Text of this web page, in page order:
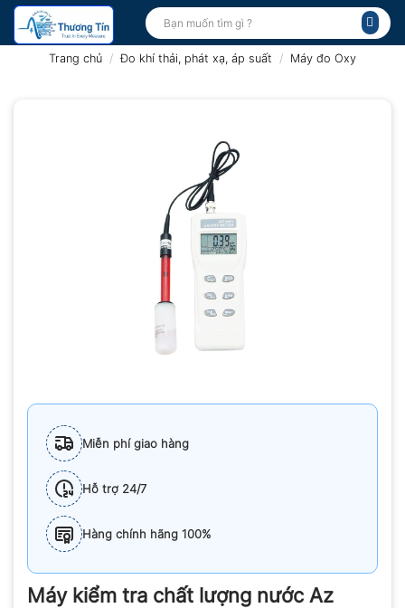
Bỏ
qua
Tìm
kiếm:
Trang chủ / Đo khí thải, phát xạ, áp suất / Máy đo Oxy
Miễn phí giao hàng
Hỗ trợ 24/7
Hàng chính hãng 100%
Máy kiểm tra chất lượng nước Az